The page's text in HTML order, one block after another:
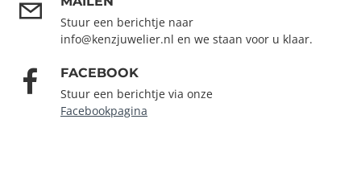
Stuur een berichtje naar
info@kenzjuwelier.nl en we staan voor u klaar.
FACEBOOK
Stuur een berichtje via onze
Facebookpagina